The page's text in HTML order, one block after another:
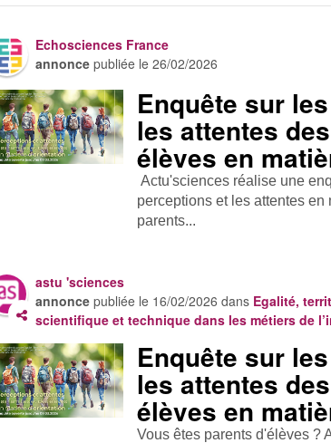
Echosciences France
annonce publiée le26/02/2026
Enquête sur
les attentes
élèves en
Actu'sciences réalise une
perceptions et les attentes
parents...
astu 'sciences
annonce publiée le 16/02/2026 dans Egalité,
scientifique et technique dans les métiers de
Enquête sur
les attentes
élèves en
Vous êtes parents d'élèves ?